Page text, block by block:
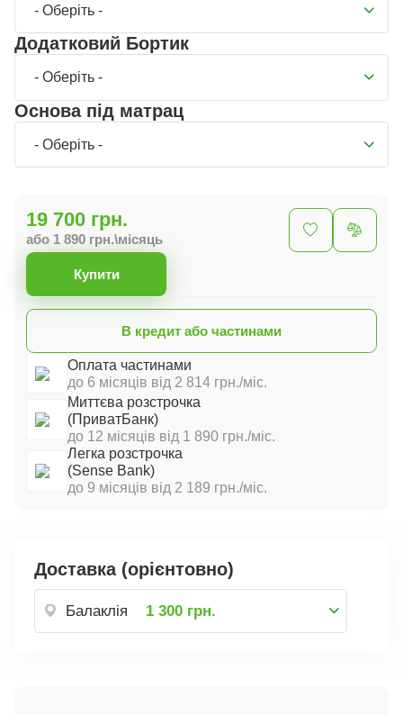
- Оберіть -
Додатковий Бортик
- Оберіть -
Основа під матрац
- Оберіть -
19 700 грн.
або 1 890 грн.\місяць
Купити
Оплата частинами
до 6 місяців від 2 814 грн./міс.
Миттєва розстрочка
(ПриватБанк)
до 12 місяців від 1 890 грн./міс.
Легка розстрочка
(Sense Bank)
до 9 місяців від 2 189 грн./міс.
В кредит або частинами
Доставка (орієнтовно)
Балаклія 1 300 грн.